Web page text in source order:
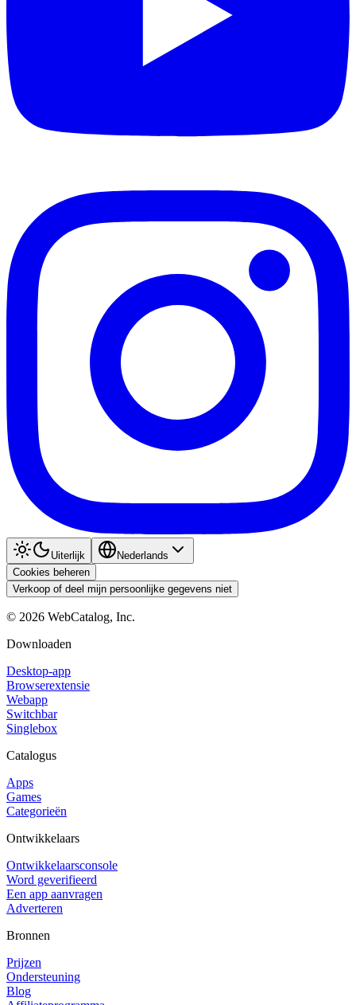
Uiterlijk
Nederlands
Cookies beheren
Verkoop of deel mijn persoonlijke gegevens niet
© 2026 WebCatalog, Inc.
Downloaden
Desktop-app
Browserextensie
Webapp
Switchbar
Singlebox
Catalogus
Apps
Games
Categorieën
Ontwikkelaars
Ontwikkelaarsconsole
Word geverifieerd
Een app aanvragen
Adverteren
Bronnen
Prijzen
Ondersteuning
Blog